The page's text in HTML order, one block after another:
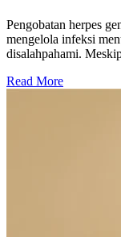
Pengobatan herpes
mengelola infeksi
disalahpahami.
Read More